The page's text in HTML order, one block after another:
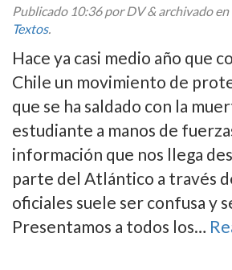
Publicado 10:36por DV&archivado en
Textos.
Hace ya casi medio año que
Chile un movimiento de
que se ha saldado con la
estudiante a manos de
información que nos llega
parte del Atlántico a través
oficiales suele ser confusa y
Presentamos a todos los…